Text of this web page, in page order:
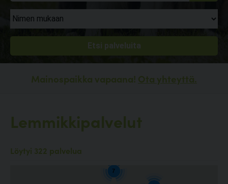
Mainospaikka vapaana! Ota yhteyttä.
Lemmikkipalvelut
Löytyi 322 palvelua
7